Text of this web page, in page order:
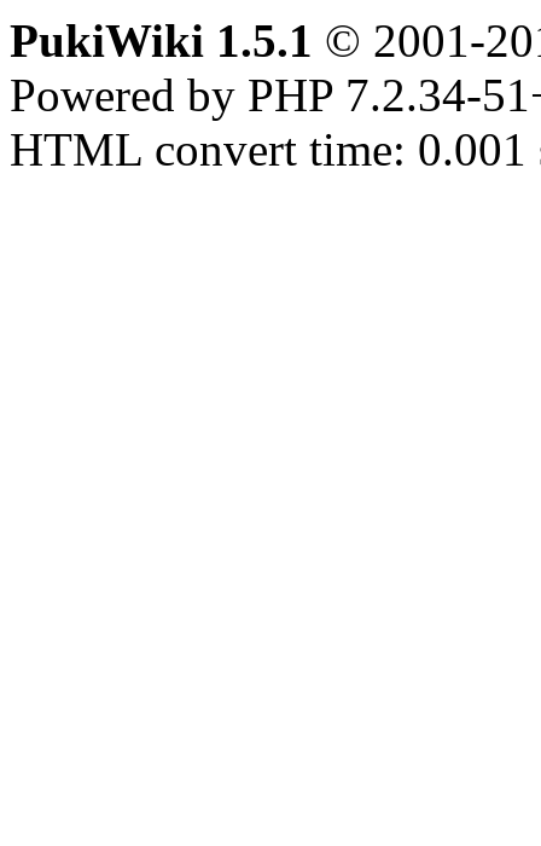
PukiWiki 1.5.1 © 2001-
Powered by PHP 7.2.34-
HTML convert time: 0.001